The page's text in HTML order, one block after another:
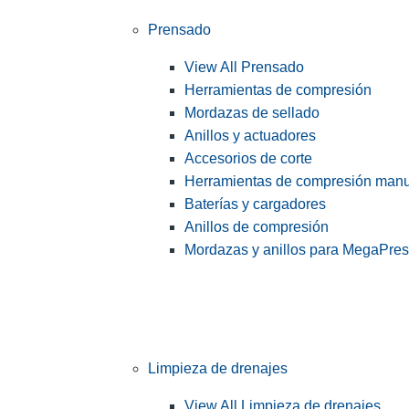
Prensado
View All Prensado
Herramientas de compresión
Mordazas de sellado
Anillos y actuadores
Accesorios de corte
Herramientas de compresión
Baterías y cargadores
Anillos de compresión
Mordazas y anillos para
Limpieza de drenajes
View All Limpieza de drenajes